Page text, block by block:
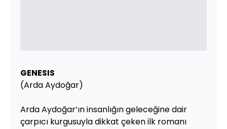
GENESIS
(Arda Aydoğar)
Arda Aydoğar’ın insanlığın geleceğine dair
çarpıcı kurgusuyla dikkat çeken ilk romanı